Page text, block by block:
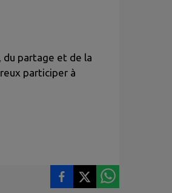
du partage et de la
participer à